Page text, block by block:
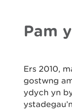
Pam
Ers 2010,
gostwng
ydych yn